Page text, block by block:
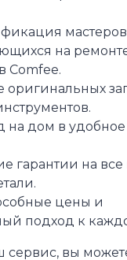
на
Comfee.
оригинальных
на дом в удобное
гарантии на
цены и
подход к
вы